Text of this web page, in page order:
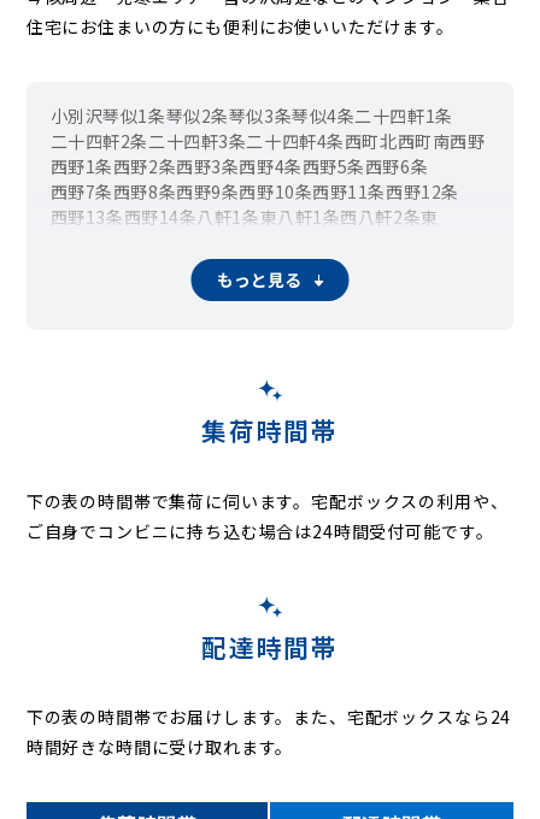
住宅にお住まいの方にも便利にお使いいただけます。
小別沢琴似1条琴似2条琴似3条琴似4条二十四軒1条
二十四軒2条 二十四軒3条二十四軒4条西町北西町南西野
西野1条西野2条西野3条西野4条西野5条西野6条
西野7条西野8条西野9条西野10条西野11条西野12条
西野13条西野14条八軒1条東八軒1条西 八軒2条東
八軒5条西八軒6条東八軒6条西
八軒8条東 八軒8条西八軒9条東
発寒17条福井
宮の沢1条宮の沢2条宮の沢3条
山の手2条山の手3条山の手4条
もっと見る
集荷時間帯
下の表の時間帯で集荷に伺います。宅配ボックスの利用や、
ご自身でコンビニに持ち込む場合は24時間受付可能です。
配達時間帯
下の表の時間帯でお届けします。また、宅配ボックスなら24
時間好きな時間に受け取れます。